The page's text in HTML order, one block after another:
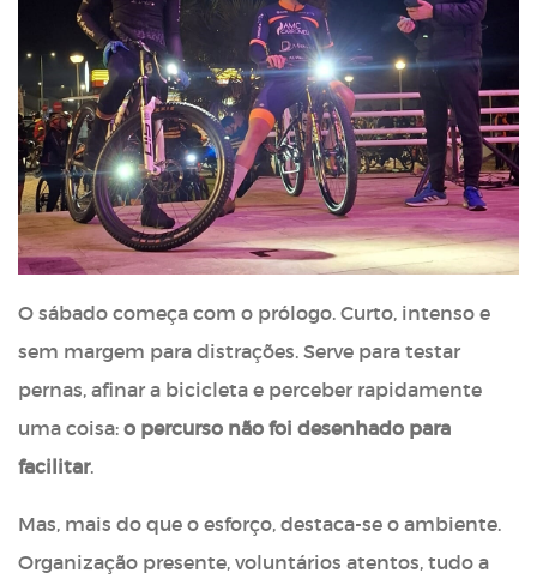
O sábado começa com o prólogo. Curto, intenso e
sem margem para distrações. Serve para testar
pernas, afinar a bicicleta e perceber rapidamente
uma coisa: o percurso não foi desenhado para
facilitar.
Mas, mais do que o esforço, destaca-se o ambiente.
Organização presente, voluntários atentos, tudo a